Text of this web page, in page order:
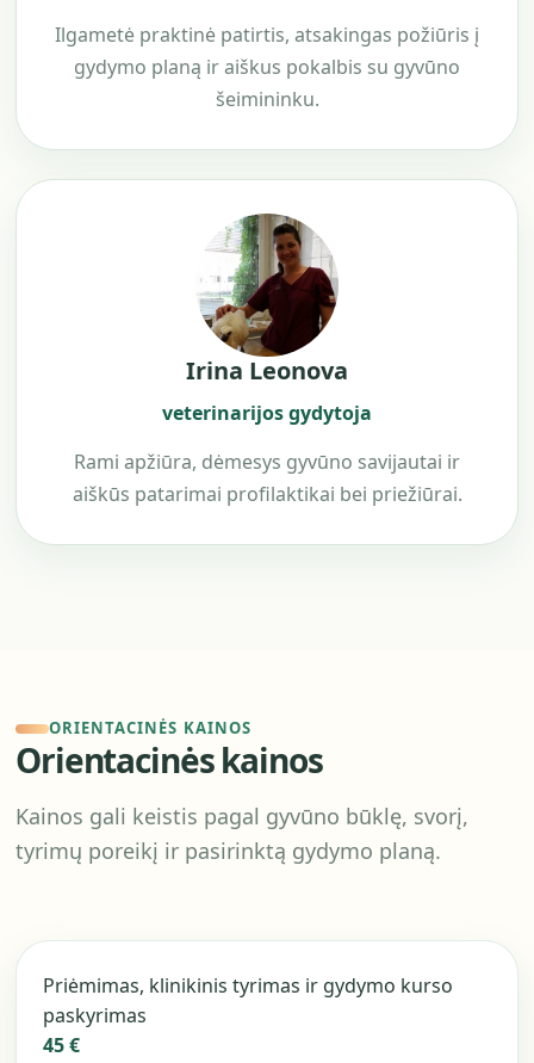
Ilgametė praktinė patirtis, atsakingas požiūris į
gydymo planą ir aiškus pokalbis su gyvūno
šeimininku.
Irina Leonova
veterinarijos gydytoja
Rami apžiūra, dėmesys gyvūno savijautai ir
aiškūs patarimai profilaktikai bei priežiūrai.
ORIENTACINĖS KAINOS
Orientacinės kainos
Kainos gali keistis pagal gyvūno būklę, svorį,
tyrimų poreikį ir pasirinktą gydymo planą.
Priėmimas, klinikinis tyrimas ir gydymo kurso
paskyrimas
45 €